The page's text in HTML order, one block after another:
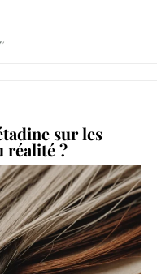
sur les
réalité ?